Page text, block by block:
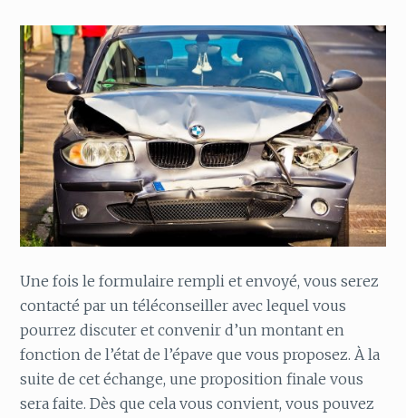
Une fois le formulaire rempli et envoyé, vous serez
contacté par un téléconseiller avec lequel vous
pourrez discuter et convenir d’un montant en
fonction de l’état de l’épave que vous proposez. À la
suite de cet échange, une proposition finale vous
sera faite. Dès que cela vous convient, vous pouvez